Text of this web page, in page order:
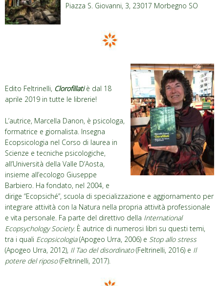
Piazza S. Giovanni, 3, 23017 Morbegno SO
Edito Feltrinelli, Clorofillati è dal 18
aprile 2019 in tutte le librerie!
L’autrice, Marcella Danon, è psicologa,
formatrice e giornalista. Insegna
Ecopsicologia nel Corso di laurea in
Scienze e tecniche psicologiche,
all’Università della Valle D’Aosta,
insieme all’ecologo Giuseppe
Barbiero. Ha fondato, nel 2004, e
dirige “Ecopsiché”, scuola di specializzazione e aggiornamento per
integrare attività con la Natura nella propria attività professionale
e vita personale. Fa parte del direttivo della International
Ecopsychology Society. È autrice di numerosi libri su questi temi,
tra i quali Ecopsicologia(Apogeo Urra, 2006) e Stop allo stress
(Apogeo Urra, 2012), Il Tao del disordinato(Feltrinelli, 2016) e Il
potere del riposo(Feltrinelli, 2017).